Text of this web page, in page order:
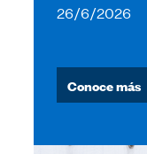
26/6/2026
Conoce más